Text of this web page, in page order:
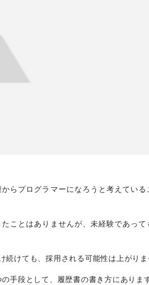
らプログラマーになろうと考えている
ことはありませんが、未経験であって
けても、採用される可能性は上がりま
手段として、履歴書の書き方にあります